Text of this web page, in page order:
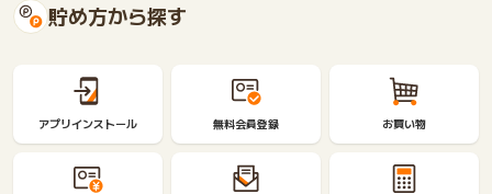
貯め方から探す
アプリインストール 無料会員登録 お買い物